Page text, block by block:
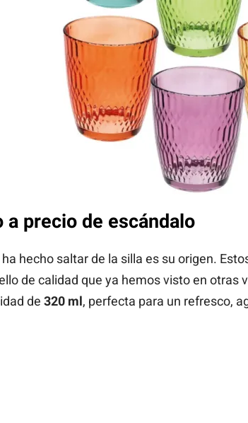
a precio de escándalo
hecho saltar de la silla es su origen.
de calidad que ya hemos visto en otras
de 320 ml, perfecta para un refresco,